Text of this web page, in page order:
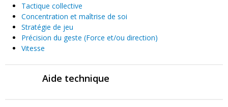
Tactique collective
Concentration et maîtrise de soi
Stratégie de jeu
Précision du geste (Force et/ou direction)
Vitesse
Aide technique